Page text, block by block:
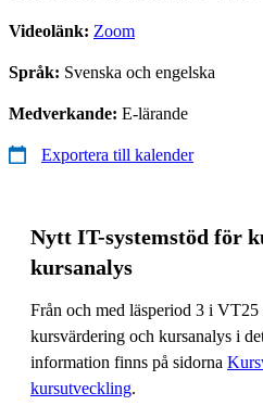
Videolänk: Zoom
Språk: Svenska och engelska
Medverkande: E-lärande
Exportera till kalender
Nytt IT-systemstöd för
kursanalys
Från och med läsperiod 3 i VT25
kursvärdering och kursanalys i
information finns på sidorna
kursutveckling.